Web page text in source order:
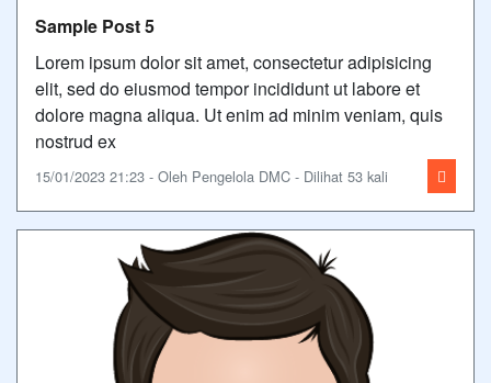
Sample Post 5
Lorem ipsum dolor sit amet, consectetur adipisicing
elit, sed do eiusmod tempor incididunt ut labore et
dolore magna aliqua. Ut enim ad minim veniam, quis
nostrud ex
15/01/2023 21:23 - Oleh Pengelola DMC - Dilihat 53 kali